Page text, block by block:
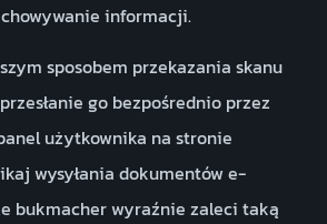
informacji.
sposobem przekazania skanu
go bezpośrednio przez
użytkownika na stronie
wysyłania dokumentów e-
bukmacher wyraźnie zaleci taką